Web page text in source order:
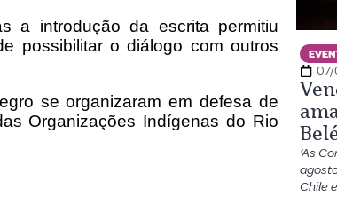
a introdução da escrita permitiu
possibilitar o diálogo com outros
se organizaram em defesa de
Organizações Indígenas do Rio
‘As
Chile